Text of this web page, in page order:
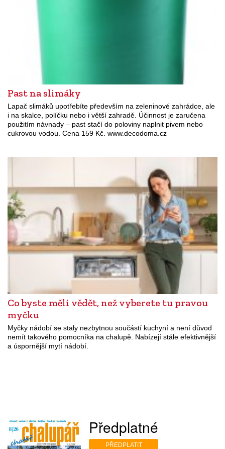
Past na slimáky
Lapač slimáků upotřebíte především na zeleninové zahrádce, ale
i na skalce, políčku nebo i větší zahradě. Účinnost je zaručena
použitím návnady – past stačí do poloviny naplnit pivem nebo
cukrovou vodou. Cena 159 Kč. www.decodoma.cz
Co byste měli vědět, než vyberete tu pravou
myčku
Myčky nádobí se staly nezbytnou součástí kuchyní a není důvod
nemít takového pomocníka na chalupě. Nabízejí stále efektivnější
a úspornější mytí nádobí.
Předplatné
PŘEDPLATIT